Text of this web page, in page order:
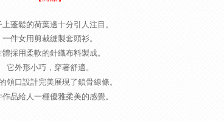
上蓬鬆的荷葉邊十分引人注目。
一件女用剪裁縫製套頭衫。
體採用柔軟的針織布料製成。
它外形小巧，穿著舒適。
領口設計完美展現了鎖骨線條。
作品給人一種優雅柔美的感覺。